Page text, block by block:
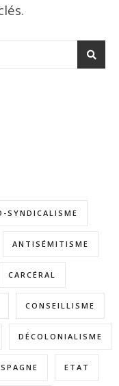
SYNDICALISME
ANTISÉMITISME
CARCÉRAL
CONSEILLISME
DÉCOLONIALISME
ETAT